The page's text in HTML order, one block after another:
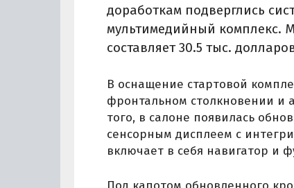
доработкам подверглись
мультимедийный комплекс.
составляет 30.5 тыс.
В оснащение стартовой
фронтальном столкновении и
того, в салоне появилась
сенсорным дисплеем с
включает в себя навигатор и